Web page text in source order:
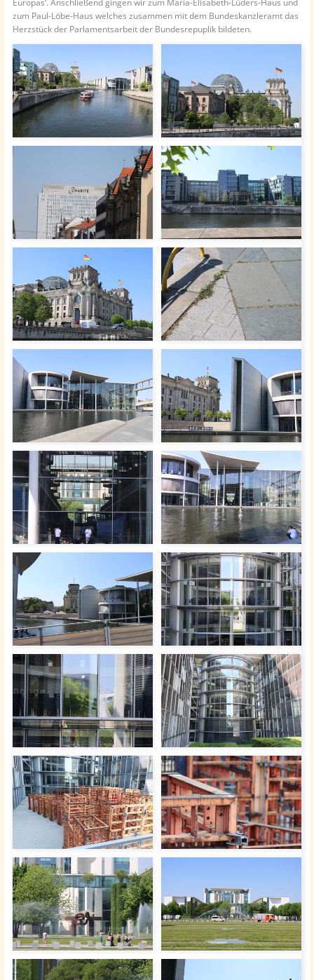
Europas‘. Anschließend gingen wir zum Maria-Elisabeth-Lüders-Haus und
zum Paul-Löbe-Haus welches zusammen mit dem Bundeskanzleramt das
Herzstück der Parlamentsarbeit der Bundesrepuplik bildeten.